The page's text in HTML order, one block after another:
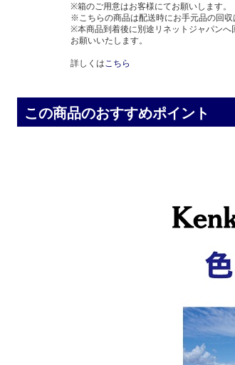
※箱のご用意はお客様にてお願いします。
※こちらの商品は配送時にお手元品の回収
※本商品到着後に別途リネットジャパンへ
お願いいたします。
詳しくはこちら
この商品のおすすめポイント